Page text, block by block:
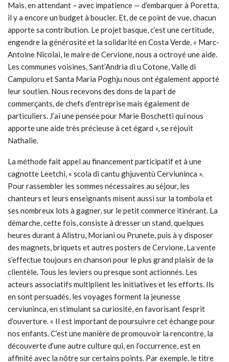
Mais, en attendant – avec impatience — d’embarquer à Poretta,
il y a encore un budget à boucler. Et, de ce point de vue, chacun
apporte sa contribution. Le projet basque, c’est une certitude,
engendre la générosité et la solidarité en Costa Verde. « Marc-
Antoine Nicolai, le maire de Cervione, nous a octroyé une aide.
Les communes voisines, Sant’Andria di u Cotone, Valle di
Campuloru et Santa Maria Poghju nous ont également apporté
leur soutien. Nous recevons des dons de la part de
commerçants, de chefs d’entreprise mais également de
particuliers. J’ai une pensée pour Marie Boschetti qui nous
apporte une aide très précieuse à cet égard », se réjouit
Nathalie.
La méthode fait appel au financement participatif et à une
cagnotte Leetchi, « scola di cantu ghjuventù Cerviuninca ».
Pour rassembler les sommes nécessaires au séjour, les
chanteurs et leurs enseignants misent aussi sur la tombola et
ses nombreux lots à gagner, sur le petit commerce itinérant. La
démarche, cette fois, consiste à dresser un stand, quelques
heures durant à Alistru, Moriani ou Prunete, puis à y disposer
des magnets, briquets et autres posters de Cervione, La vente
s’effectue toujours en chanson pour le plus grand plaisir de la
clientèle. Tous les leviers ou presque sont actionnés. Les
acteurs associatifs multiplient les initiatives et les efforts. Ils
en sont persuadés, les voyages forment la jeunesse
cerviuninca, en stimulant sa curiosité, en favorisant l’esprit
d’ouverture. « Il est important de poursuivre cet échange pour
nos enfants. C’est une manière de promouvoir la rencontre, la
découverte d’une autre culture qui, en l’occurrence, est en
affinité avec la nôtre sur certains points. Par exemple, le titre